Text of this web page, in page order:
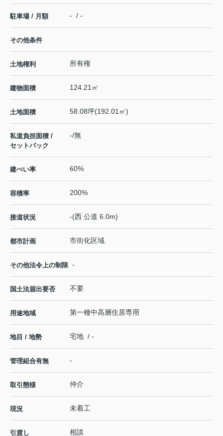
駐車場 / 月額 - / -
その他条件
土地権利 所有権
建物面積 124.21㎡
土地面積 58.08坪(192.01㎡)
私道負担面積 /
セットバック
-/無
建ぺい率 60%
容積率 200%
接道状況 -(西 公道 6.0m)
都市計画 市街化区域
その他法令上の制限 -
国土法届出要否 不要
用途地域 第一種中高層住居専用
地目 / 地勢 宅地 / -
管理組合有無 -
取引態様 仲介
現況 未着工
引渡し 相談